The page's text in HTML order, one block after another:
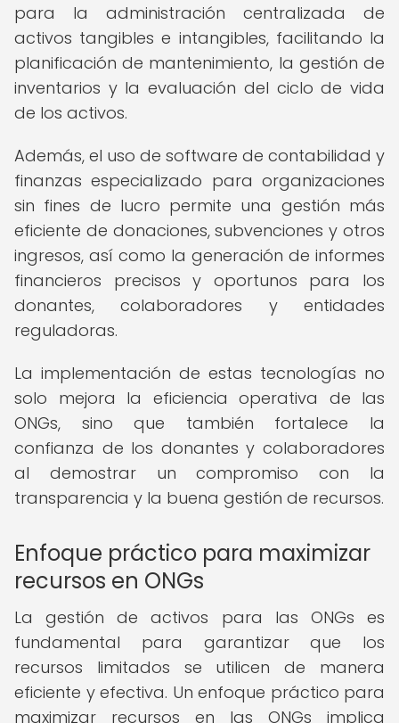
para la administración centralizada de
activos tangibles e intangibles, facilitando la
planificación de mantenimiento, la gestión de
inventarios y la evaluación del ciclo de vida
de los activos.
Además, el uso de software de contabilidad y
finanzas especializado para organizaciones
sin fines de lucro permite una gestión más
eficiente de donaciones, subvenciones y otros
ingresos, así como la generación de informes
financieros precisos y oportunos para los
donantes, colaboradores y entidades
reguladoras.
La implementación de estas tecnologías no
solo mejora la eficiencia operativa de las
ONGs, sino que también fortalece la
confianza de los donantes y colaboradores
al demostrar un compromiso con la
transparencia y la buena gestión de recursos.
Enfoque práctico para maximizar
recursos en ONGs
La gestión de activos para las ONGs es
fundamental para garantizar que los
recursos limitados se utilicen de manera
eficiente y efectiva. Un enfoque práctico para
maximizar recursos en las ONGs implica